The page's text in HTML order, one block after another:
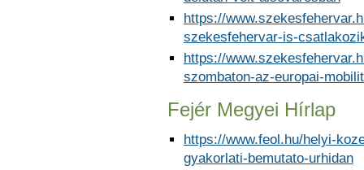
https://
szekesfehervar-is-
https://
szombaton-az-europai-
Fejér Megyei Hírlap
https://www.feol.hu/helyi-
gyakorlati-bemutato-urhidan